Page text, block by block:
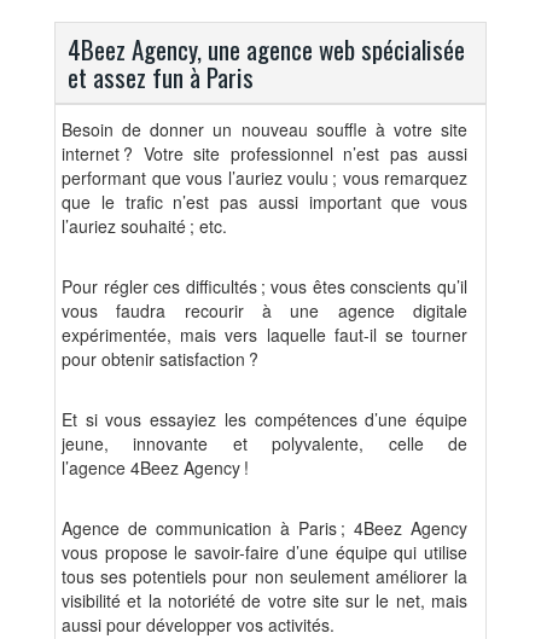
4Beez Agency, une agence web spécialisée
et assez fun à Paris
Besoin de donner un nouveau souffle à votre site
internet ? Votre site professionnel n’est pas aussi
performant que vous l’auriez voulu ; vous remarquez
que le trafic n’est pas aussi important que vous
l’auriez souhaité ; etc.
Pour régler ces difficultés ; vous êtes conscients qu’il
vous faudra recourir à une agence digitale
expérimentée, mais vers laquelle faut-il se tourner
pour obtenir satisfaction ?
Et si vous essayiez les compétences d’une équipe
jeune, innovante et polyvalente, celle de
l’agence 4Beez Agency !
Agence de communication à Paris ; 4Beez Agency
vous propose le savoir-faire d’une équipe qui utilise
tous ses potentiels pour non seulement améliorer la
visibilité et la notoriété de votre site sur le net, mais
aussi pour développer vos activités.